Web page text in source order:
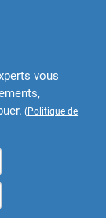
vous
(Politique de